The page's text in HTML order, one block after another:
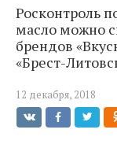
Росконтроль
масло можно
брендов
«Брест-
12 декабря, 2018